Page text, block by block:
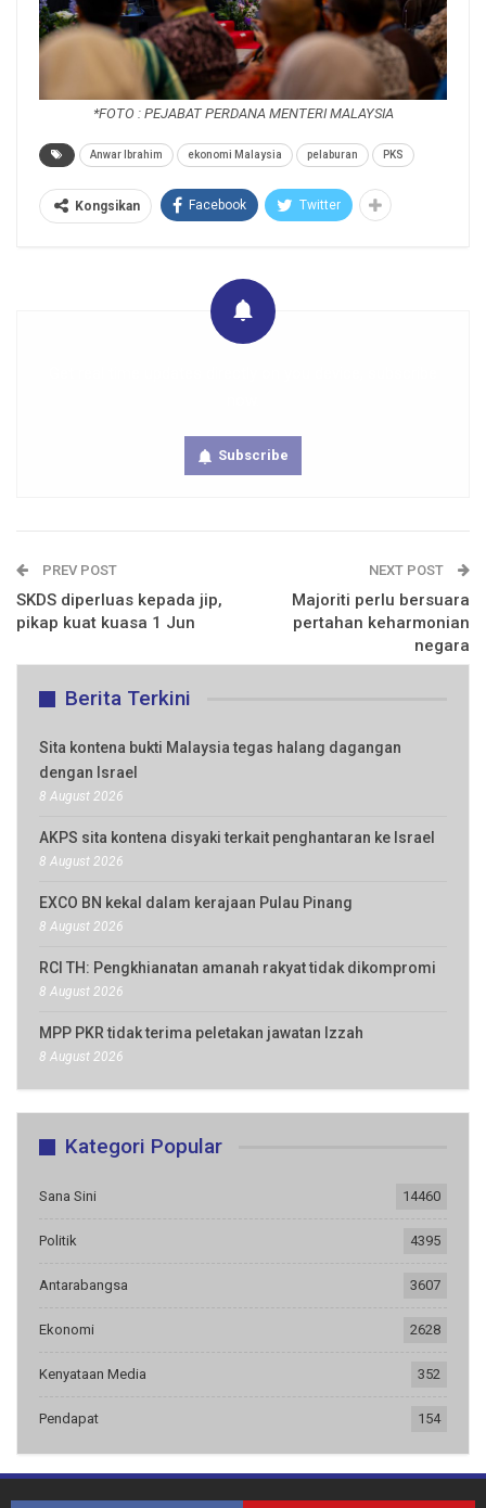
*FOTO : PEJABAT PERDANA MENTERI MALAYSIA
Anwar Ibrahim ekonomi Malaysia pelaburan PKS
Kongsikan Facebook Twitter
Subscribe
PREV POST
SKDS diperluas kepada jip,
pikap kuat kuasa 1 Jun
NEXT POST
Majoriti perlu bersuara
pertahan keharmonian
negara
Berita Terkini
Sita kontena bukti Malaysia tegas halang dagangan
dengan Israel
8 August 2026
AKPS sita kontena disyaki terkait penghantaran ke Israel
8 August 2026
EXCO BN kekal dalam kerajaan Pulau Pinang
8 August 2026
RCI TH: Pengkhianatan amanah rakyat tidak dikompromi
8 August 2026
MPP PKR tidak terima peletakan jawatan Izzah
8 August 2026
Kategori Popular
Sana Sini 14460
Politik 4395
Antarabangsa 3607
Ekonomi 2628
Kenyataan Media 352
Pendapat 154